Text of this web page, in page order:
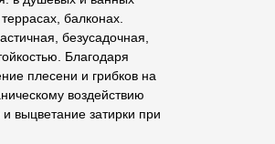
балконах.
безусадочная,
Благодаря
плесени и грибков на
воздействию
затирки при